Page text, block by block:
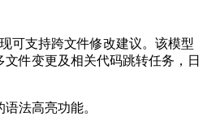
可支持跨文件修改建议。该模型
件变更及相关代码跳转任务，日
法高亮功能。